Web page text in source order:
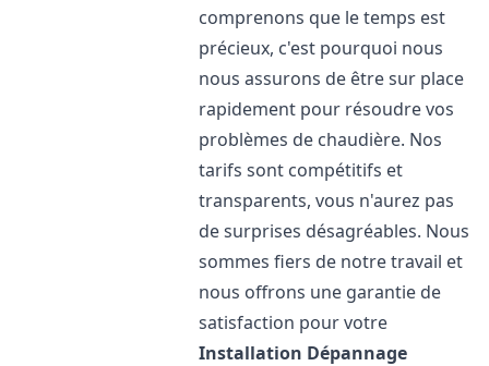
comprenons que le temps est
précieux, c'est pourquoi nous
nous assurons de être sur place
rapidement pour résoudre vos
problèmes de chaudière. Nos
tarifs sont compétitifs et
transparents, vous n'aurez pas
de surprises désagréables. Nous
sommes fiers de notre travail et
nous offrons une garantie de
satisfaction pour votre
Installation Dépannage